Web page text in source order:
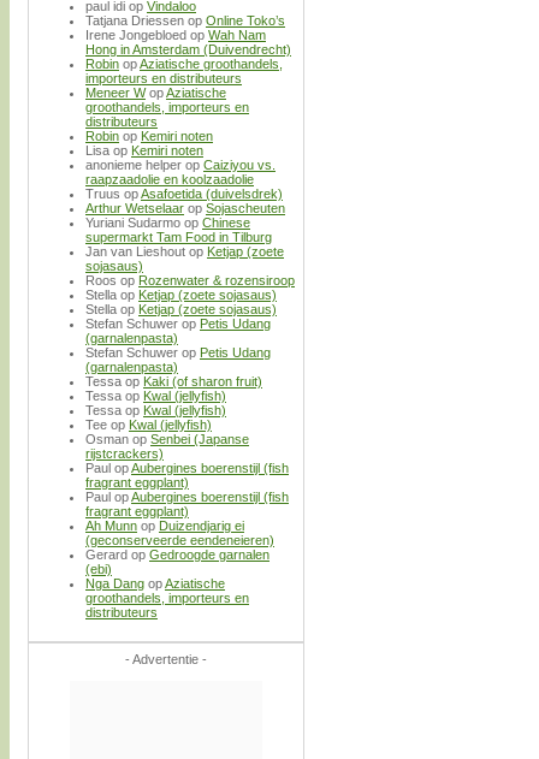
paul idi op Vindaloo
Tatjana Driessen op Online Toko’s
Irene Jongebloed op Wah Nam
Hong in Amsterdam (Duivendrecht)
Robin opAziatische groothandels,
importeurs en distributeurs
Meneer WopAziatische
groothandels, importeurs en
distributeurs
Robin op Kemiri noten
Lisa op Kemiri noten
anonieme helper op Caiziyou vs.
raapzaadolie en koolzaadolie
Truus opAsafoetida (duivelsdrek)
Arthur Wetselaar op Sojascheuten
Yuriani Sudarmo op Chinese
supermarkt Tam Food in Tilburg
Jan van Lieshout op Ketjap (zoete
sojasaus)
Roos op Rozenwater & rozensiroop
Stella op Ketjap (zoete sojasaus)
Stella op Ketjap (zoete sojasaus)
Stefan Schuwer op Petis Udang
(garnalenpasta)
Stefan Schuwer op Petis Udang
(garnalenpasta)
Tessa op Kaki (of sharon fruit)
Tessa op Kwal (jellyfish)
Tessa op Kwal (jellyfish)
Tee op Kwal (jellyfish)
Osman op Senbei (Japanse
rijstcrackers)
Paul opAubergines boerenstijl (fish
fragrant eggplant)
Paul opAubergines boerenstijl (fish
fragrant eggplant)
Ah Munn op Duizendjarig ei
(geconserveerde eendeneieren)
Gerard op Gedroogde garnalen
(ebi)
Nga Dang opAziatische
groothandels, importeurs en
distributeurs
- Advertentie -